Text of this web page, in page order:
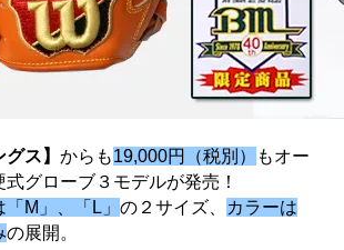
グス】 からも19,000円（税別）
もオー
グローブ３モデルが発売！
M」、「L」 の２サイズ、
カラーは
の展開。